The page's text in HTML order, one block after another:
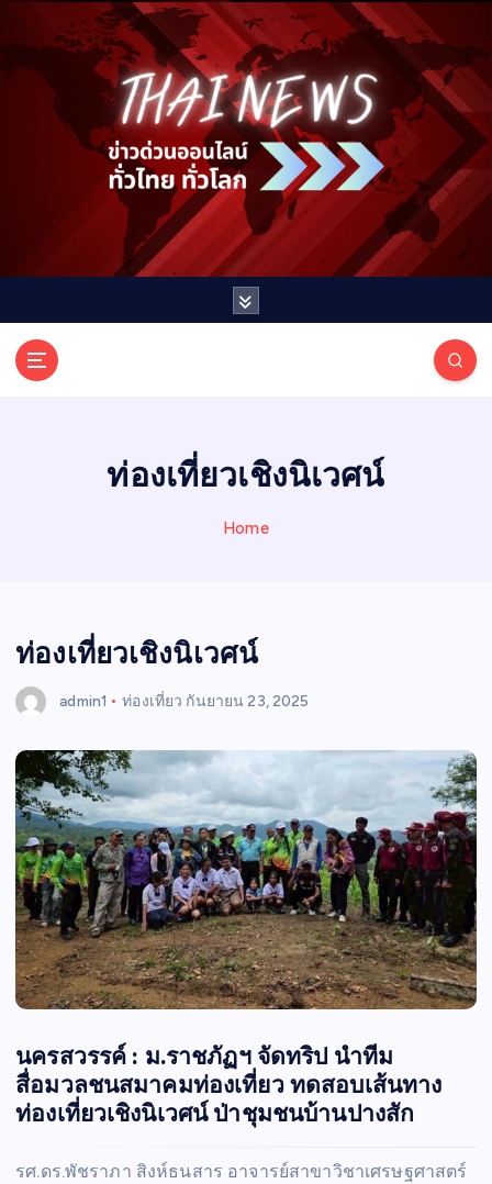
I
N
E
ท่องเที่ยวเชิงนิเวศน์
Home
ท่องเที่ยวเชิงนิเวศน์
admin1 ท่องเที่ยว กันยายน 23, 2025
นครสวรรค์ : ม.ราชภัฏฯ จัดทริป นำทีม
สื่อมวลชนสมาคมท่องเที่ยว ทดสอบเส้นทาง
ท่องเที่ยวเชิงนิเวศน์ ป่าชุมชนบ้านปางสัก
รศ.ดร.พัชราภา สิงห์ธนสาร อาจารย์สาขาวิชาเศรษฐศาสตร์